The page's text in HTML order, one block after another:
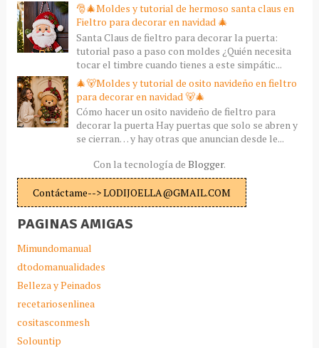
🎅🎄Moldes y tutorial de hermoso santa claus en
Fieltro para decorar en navidad 🎄
Santa Claus de fieltro para decorar la puerta:
tutorial paso a paso con moldes ¿Quién necesita
tocar el timbre cuando tienes a este simpátic...
🎄🐻Moldes y tutorial de osito navideño en fieltro
para decorar en navidad 🐻🎄
Cómo hacer un osito navideño de fieltro para
decorar la puerta Hay puertas que solo se abren y
se cierran… y hay otras que anuncian desde le...
Con la tecnología de Blogger.
Contáctame--> LODIJOELLA@GMAIL.COM
PAGINAS AMIGAS
Mimundomanual
dtodomanualidades
Belleza y Peinados
recetariosenlinea
cositasconmesh
Solountip